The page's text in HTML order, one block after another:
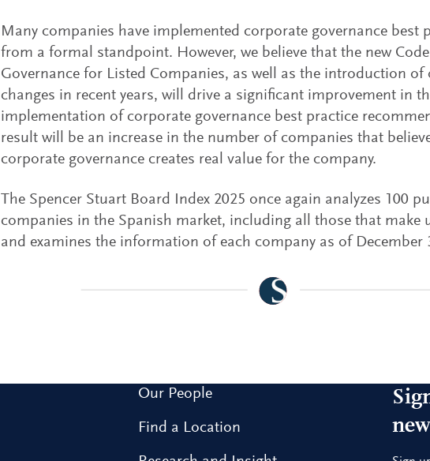
Many companies have implemented corporate governance best
from a formal standpoint. However, we believe that the new
Governance for Listed Companies, as well as the introduction of
changes in recent years, will drive a significant improvement in
implementation of corporate governance best practice
result will be an increase in the number of companies that
corporate governance creates real value for the company.
The Spencer Stuart Board Index 2025 once again analyzes 100
companies in the Spanish market, including all those that make
and examines the information of each company as of December
Our People
Find a Location